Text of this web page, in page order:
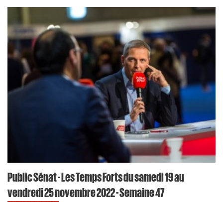
Public Sénat - Les Temps Forts du samedi 19 au
vendredi 25 novembre 2022 - Semaine 47